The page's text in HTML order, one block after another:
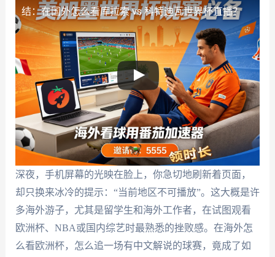
结：在国外怎么看库拉索 vs 科特迪瓦世界杯直播？
深夜，手机屏幕的光映在脸上，你急切地刷新着页面，
却只换来冰冷的提示：“当前地区不可播放”。这大概是许
多海外游子，尤其是留学生和海外工作者，在试图观看
欧洲杯、NBA或国内综艺时最熟悉的挫败感。在海外怎
么看欧洲杯，怎么追一场有中文解说的球赛，竟成了如